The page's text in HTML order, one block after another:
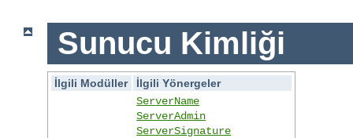
Sunucu Kimliği
İlgili Modüller
İlgili Yönergeler
ServerName
ServerAdmin
ServerSignature